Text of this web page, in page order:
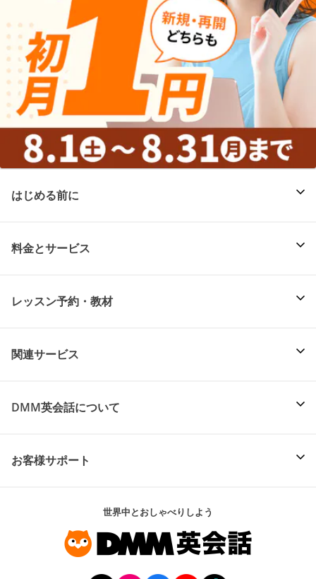
はじめる前に
料金とサービス
レッスン予約・教材
関連サービス
DMM英会話について
お客様サポート
世界中とおしゃべりしよう